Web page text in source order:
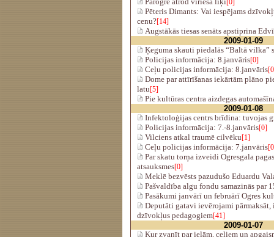
[0]
Pēteris Dimants: Vai iespējams
cenu?[14]
Augstākās tiesas senāts apstiprina
2009-01-09
Ķeguma skauti piedalās “Baltā vilka”
Policijas informācija: 8.janvāris[0]
Ceļu policijas informācija: 8.janvāris
Dome par attīrīšanas iekārtām plāno
latu[5]
Pie kultūras centra aizdegas
2009-01-08
Infektoloģijas centrs brīdina: tuvojas
Policijas informācija: 7.-8.janvāris[0]
Vilciens atkal traumē cilvēku[1]
Ceļu policijas informācija: 7.janvāris
Par skatu torņa izveidi Ogresgala
atsauksmes[0]
Meklē bezvēsts pazudušo Eduardu
Pašvaldība algu fondu samazinās par
Pasākumi janvārī un februārī Ogres
Deputāti gatavi ievērojami pārmaksāt,
dzīvokļus pedagogiem[41]
2009-01-07
Kur zvanīt par ielām, ceļiem un